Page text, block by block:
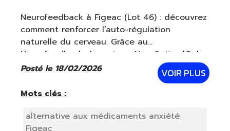
Neurofeedback à Figeac (Lot 46) : découvrez
comment renforcer l’auto-régulation
naturelle du cerveau. Grâce au
Neurofeedback dynamique NeurOptimal®, le
cerveau apprend à ajuster son propre
“thermostat interne” pour mieux gérer le
stress, améliorer le som
Posté le 18/02/2026 VOIR PLUS
Mots clés :
alternative aux médicaments anxiété
Figeac